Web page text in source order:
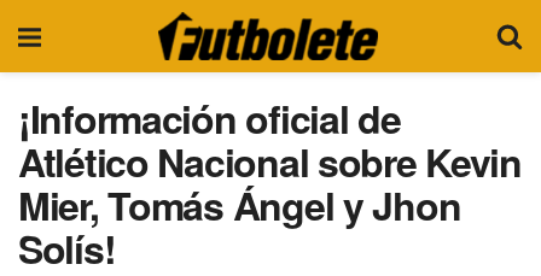
¡Información oficial de
Atlético Nacional sobre Kevin
Mier, Tomás Ángel y Jhon
Solís!